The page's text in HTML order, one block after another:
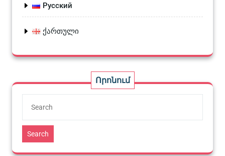
Русский
ქართული
Որոնում
Search